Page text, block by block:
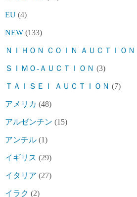
EU (4)
NEW (133)
ＮＩＨＯＮ ＣＯＩＮ ＡＵＣＴＩＯＮ
ＳＩＭＯ-ＡＵＣＴＩＯＮ (3)
ＴＡＩＳＥＩ ＡＵＣＴＩＯＮ (7)
アメリカ (48)
アルゼンチン (15)
アンチル (1)
イギリス (29)
イタリア (27)
イラク (2)